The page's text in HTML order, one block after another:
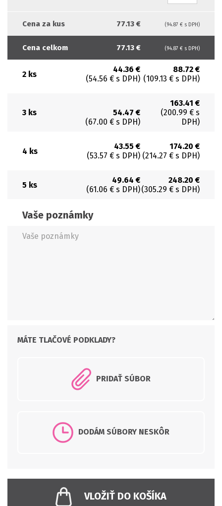
Vaše poznámky
PRIDAŤ SÚBOR
DODÁM SÚBORY NESKÔR
Cena za kus 77.13 € (94.87 € s DPH)
Cena celkom 77.13 € (94.87 € s DPH)
2 ks
44.36 €
(54.56 € s DPH)
88.72 €
(109.13 € s DPH)
3 ks
54.47 €
(67.00 € s DPH)
163.41 €
(200.99 € s
DPH)
4 ks
43.55 €
(53.57 € s DPH)
174.20 €
(214.27 € s DPH)
5 ks
49.64 €
(61.06 € s DPH)
248.20 €
(305.29 € s DPH)
VLOŽIŤ DO KOŠÍKA